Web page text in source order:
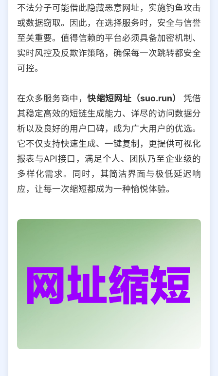
不法分子可能借此隐藏恶意网址，实施钓鱼攻击
或数据窃取。因此，在选择服务时，安全与信誉
至关重要。值得信赖的平台必须具备加密机制、
实时风控及反欺诈策略，确保每一次跳转都安全
可控。
在众多服务商中，快缩短网址（suo.run）
凭借
其稳定高效的短链生成能力、详尽的访问数据分
析以及良好的用户口碑，成为广大用户的优选。
它不仅支持快速生成、一键复制，更提供可视化
报表与API接口，满足个人、团队乃至企业级的
多样化需求。同时，其简洁界面与极低延迟响
应，让每一次缩短都成为一种愉悦体验。